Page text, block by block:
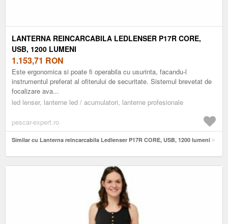
LANTERNA REINCARCABILA LEDLENSER P17R CORE,
USB, 1200 LUMENI
1.153,71 RON
Este ergonomica si poate fi operabila cu usurinta, facandu-l
instrumentul preferat al ofiterului de securitate. Sistemul brevetat de
focalizare ava...
led lenser, lanterne led / acumulatori, lanterne profesionale
pescar-expert.ro
Similar cu Lanterna reincarcabila Ledlenser P17R CORE, USB, 1200 lumeni